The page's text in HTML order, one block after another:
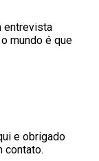
entrevista
mundo é que
e obrigado
contato.